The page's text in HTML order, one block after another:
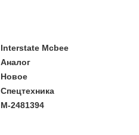
Interstate Mcbee
Аналог
Новое
Спецтехника
M-2481394